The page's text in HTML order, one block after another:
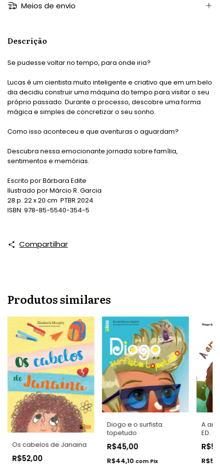
Meios de envio
Descrição
Se pudesse voltar no tempo, para onde iria?
Lucas é um cientista muito inteligente e criativo que em um belo
dia decidiu construir uma máquina do tempo para visitar o seu
próprio passado. Durante o processo, descobre uma forma
mágica e simples de concretizar o seu sonho.
Como isso aconteceu e que aventuras o aguardam?
Descubra nessa emocionante jornada sobre família,
sentimentos e memórias.
Escrito por Bárbara Edite
Ilustrado por Márcio R. Garcia
28 p. 22 x 20 cm PTBR 2024
ISBN: 978-85-5540-354-5
Compartilhar
Produtos similares
Os cabelos de Janaina
R$52,00
Diogo e o surfista
topetudo
R$45,00
R$44,10 com Pix
A
ED. 2